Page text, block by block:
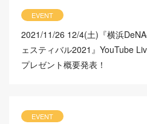
EVENT
2021/11/26 12/4(土)『横浜
ェスティバル2021』YouTube
プレゼント概要発表！
EVENT